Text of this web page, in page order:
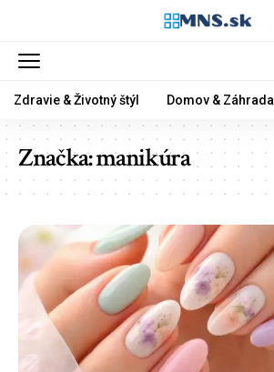
Zdravie & Životný štýl Domov & Záhrada
Značka:manikúra